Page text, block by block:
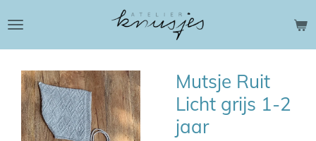
direct
naar
hoofdinhoud
Mutsje Ruit
Licht grijs 1-2
jaar